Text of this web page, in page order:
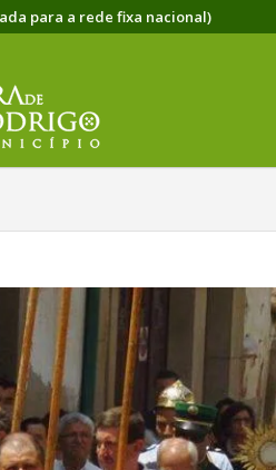
para a rede fixa nacional)